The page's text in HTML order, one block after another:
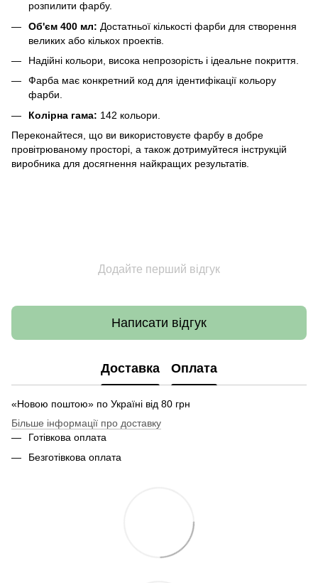
розпилити фарбу.
Об'єм 400 мл: Достатньої кількості фарби для створення
великих або кількох проектів.
Надійні кольори, висока непрозорість і ідеальне покриття.
Фарба має конкретний код для ідентифікації кольору
фарби.
Колірна гама: 142 кольори.
Переконайтеся, що ви використовуєте фарбу в добре
провітрюваному просторі, а також дотримуйтеся інструкцій
виробника для досягнення найкращих результатів.
Додайте перший відгук
Написати відгук
Доставка Оплата
«Новою поштою» по Україні від 80 грн
Більше інформації про доставку
Готівкова оплата
Безготівкова оплата